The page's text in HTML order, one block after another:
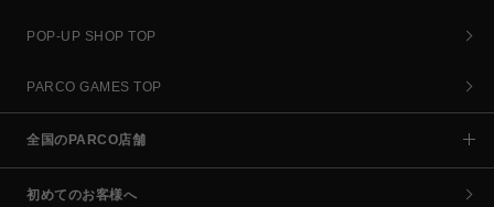
POP-UP SHOP TOP
PARCO GAMES TOP
全国のPARCO店舗
初めてのお客様へ